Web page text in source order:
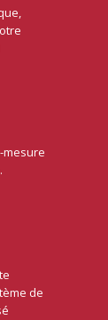
mesure
de